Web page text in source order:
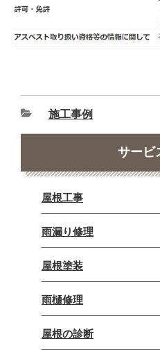
施工事例
サービ
屋根工事
雨漏り修理
屋根塗装
雨樋修理
屋根の診断